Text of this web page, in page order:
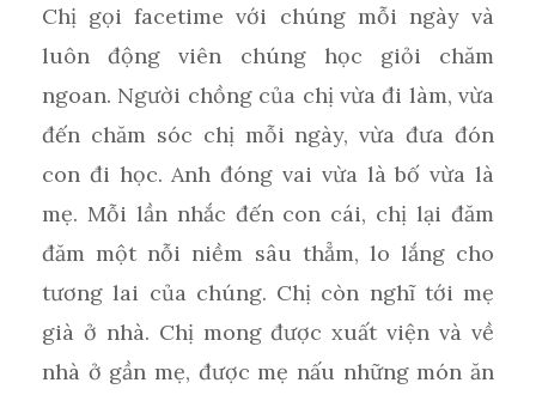
Chị gọi facetime với chúng mỗi ngày và
luôn động viên chúng học giỏi chăm
ngoan. Người chồng của chị vừa đi làm, vừa
đến chăm sóc chị mỗi ngày, vừa đưa đón
con đi học. Anh đóng vai vừa là bố vừa là
mẹ. Mỗi lần nhắc đến con cái, chị lại đăm
đăm một nỗi niềm sâu thẳm, lo lắng cho
tương lai của chúng. Chị còn nghĩ tới mẹ
già ở nhà. Chị mong được xuất viện và về
nhà ở gần mẹ, được mẹ nấu những món ăn